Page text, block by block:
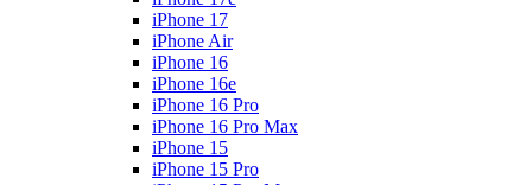
iPhone 17
iPhone Air
iPhone 16
iPhone 16e
iPhone 16 Pro
iPhone 16 Pro Max
iPhone 15
iPhone 15 Pro